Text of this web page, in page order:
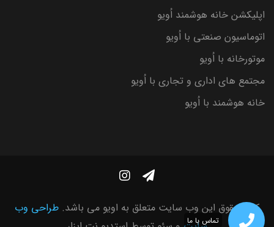
تماس با ما
اپلیکشن خانه هوشمند اُویو
اتوماسیون صنعتی با اُویو
موتورخانه با اُویو
مجتمع های اداری و تجاری با اُویو
خانه هوشمند با اُویو
کلیه حقوق این وب سایت متعلق به اویو می باشد. طراحی وب